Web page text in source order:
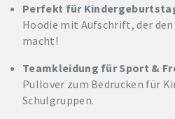
Perfekt für
Hoodie mit Aufschrift, der
macht!
Teamkleidung für Sport &
Pullover zum Bedrucken für
Schulgruppen.